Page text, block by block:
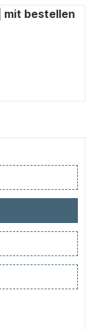
mit bestellen